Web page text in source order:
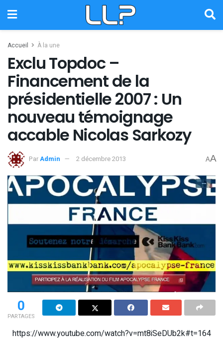
Accueil À la une
Exclu Topdoc –
Financement de la
présidentielle 2007 : Un
nouveau témoignage
accable Nicolas Sarkozy
ParAdmin 2 décembre 2013 AA
0
PARTAGES
https://www.youtube.com/watch?v=mt8iSeDUb2k#t=164